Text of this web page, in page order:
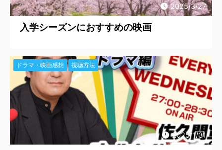
2025/3/27
入学シーズンにおすすめの映画
2025/1/31
ドラマ・映画感想 視聴方法